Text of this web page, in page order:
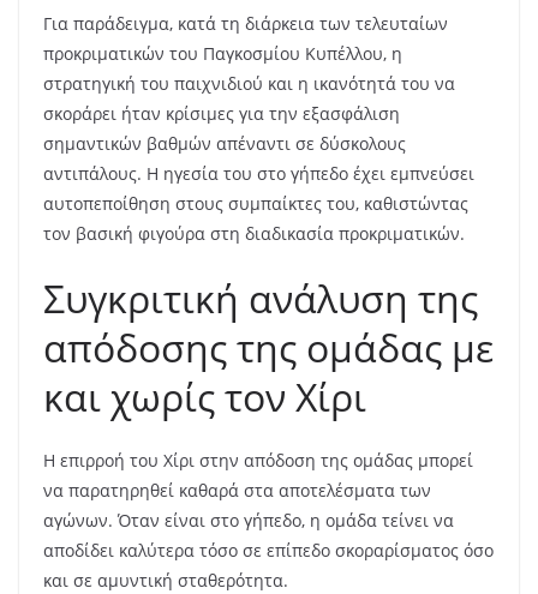
Για παράδειγμα, κατά τη διάρκεια των τελευταίων
προκριματικών του Παγκοσμίου Κυπέλλου, η
στρατηγική του παιχνιδιού και η ικανότητά του να
σκοράρει ήταν κρίσιμες για την εξασφάλιση
σημαντικών βαθμών απέναντι σε δύσκολους
αντιπάλους. Η ηγεσία του στο γήπεδο έχει εμπνεύσει
αυτοπεποίθηση στους συμπαίκτες του, καθιστώντας
τον βασική φιγούρα στη διαδικασία προκριματικών.
Συγκριτική ανάλυση της
απόδοσης της ομάδας με
και χωρίς τον Χίρι
Η επιρροή του Χίρι στην απόδοση της ομάδας μπορεί
να παρατηρηθεί καθαρά στα αποτελέσματα των
αγώνων. Όταν είναι στο γήπεδο, η ομάδα τείνει να
αποδίδει καλύτερα τόσο σε επίπεδο σκοραρίσματος όσο
και σε αμυντική σταθερότητα.